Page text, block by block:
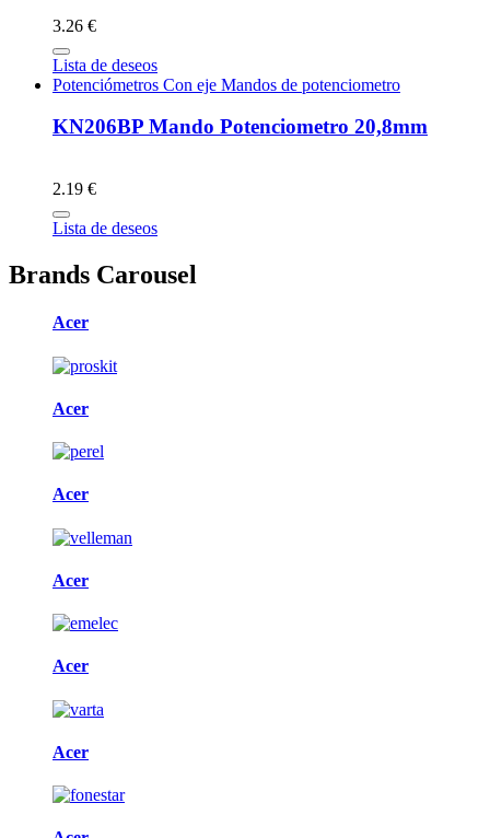
3.26 €
Lista de deseos
Potenciómetros Con eje Mandos de potenciometro
KN206BP Mando Potenciometro 20,8mm
2.19 €
Lista de deseos
Brands Carousel
Acer
Acer
Acer
Acer
Acer
Acer